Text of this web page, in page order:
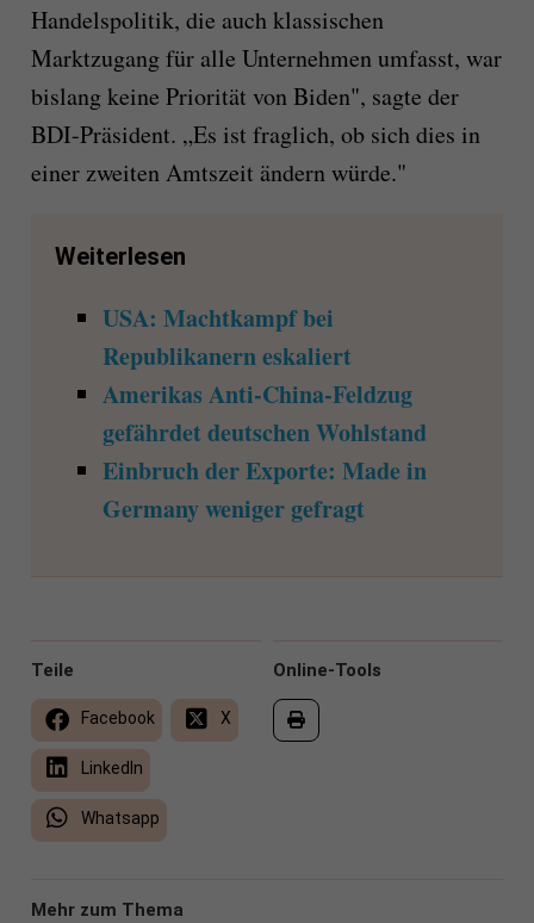
Handelspolitik, die auch klassischen
Marktzugang für alle Unternehmen umfasst, war
bislang keine Priorität von Biden", sagte der
BDI-Präsident. „Es ist fraglich, ob sich dies in
einer zweiten Amtszeit ändern würde."
Weiterlesen
USA: Machtkampf bei
Republikanern eskaliert
Amerikas Anti-China-Feldzug
gefährdet deutschen Wohlstand
Einbruch der Exporte: Made in
Germany weniger gefragt
Online-Tools
Teile
Facebook X
LinkedIn
Whatsapp
Mehr zum Thema